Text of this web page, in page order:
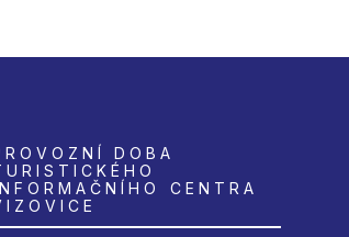
DOBA
CENTRA